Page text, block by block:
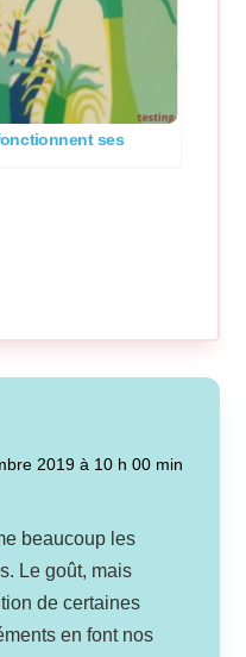
ses
2019 à 10 h 00 min
beaucoup les
Le goût, mais
de certaines
en font nos